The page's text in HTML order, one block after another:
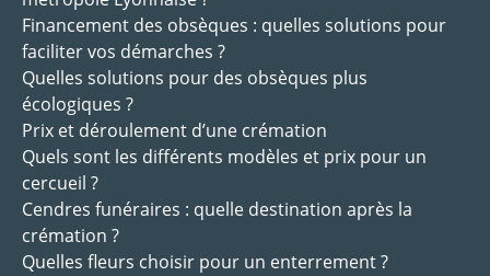
Financement des obsèques : quelles solutions pour
faciliter vos démarches ?
Quelles solutions pour des obsèques plus
écologiques ?
Prix et déroulement d’une crémation
Quels sont les différents modèles et prix pour un
cercueil ?
Cendres funéraires : quelle destination après la
crémation ?
Quelles fleurs choisir pour un enterrement ?